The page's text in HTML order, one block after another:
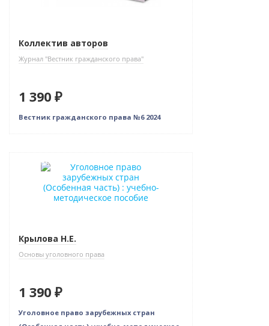
Коллектив авторов
Журнал "Вестник гражданского права"
1 390 ₽
Вестник гражданского права №6 2024
Новинка
Крылова Н.Е.
Основы уголовного права
1 390 ₽
Уголовное право зарубежных стран